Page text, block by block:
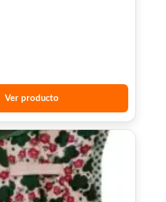
Ver producto